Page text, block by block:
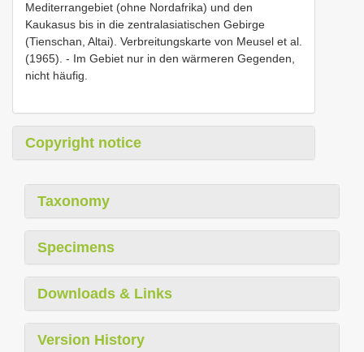
Mediterrangebiet (ohne Nordafrika) und den
Kaukasus bis in die zentralasiatischen Gebirge
(Tienschan, Altai). Verbreitungskarte von Meusel et al.
(1965). - Im Gebiet nur in den wärmeren Gegenden,
nicht häufig.
Copyright notice
Taxonomy
Specimens
Downloads & Links
Version History